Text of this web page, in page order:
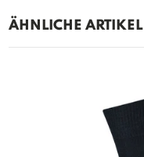
ÄHNLICHE ARTIKEL